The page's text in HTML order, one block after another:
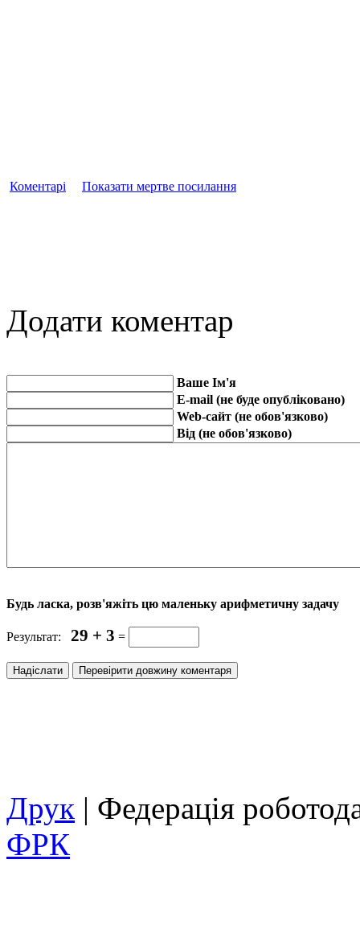
Коментарі Показати мертве посилання
Додати коментар
Ваше Ім'я
E-mail (не буде опубліковано)
Web-сайт (не обов'язково)
Від (не обов'язково)
Будь ласка, розв'яжіть цю маленьку арифметичну задачу
Результат: 29 + 3 =
Друк | Федерація
ФРК